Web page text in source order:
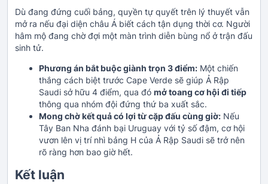
Dù đang đứng cuối bảng, quyền tự quyết trên lý thuyết vẫn
mở ra nếu đại diện châu Á biết cách tận dụng thời cơ. Người
hâm mộ đang chờ đợi một màn trình diễn bùng nổ ở trận đấu
sinh tử.
Phương án bắt buộc giành trọn 3 điểm: Một chiến
thắng cách biệt trước Cape Verde sẽ giúp Ả Rập
Saudi sở hữu 4 điểm, qua đó mở toang cơ hội đi tiếp
thông qua nhóm đội đứng thứ ba xuất sắc.
Mong chờ kết quả có lợi từ cặp đấu cùng giờ: Nếu
Tây Ban Nha đánh bại Uruguay với tỷ số đậm, cơ hội
vươn lên vị trí nhì bảng H của Ả Rập Saudi sẽ trở nên
rõ ràng hơn bao giờ hết.
Kết luận